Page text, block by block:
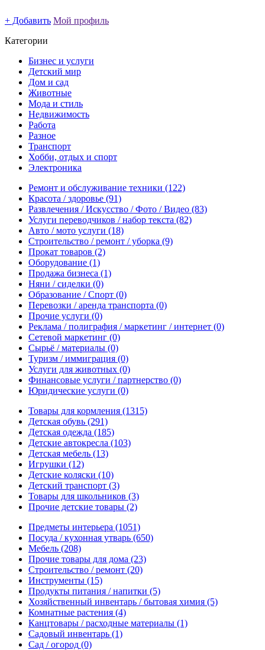
+ Добавить Мой профиль
Категории
Бизнес и услуги
Детский мир
Дом и сад
Животные
Мода и стиль
Недвижимость
Работа
Разное
Транспорт
Хобби, отдых и спорт
Электроника
Ремонт и обслуживание техники (122)
Красота / здоровье (91)
Развлечения / Искусство / Фото / Видео (83)
Услуги переводчиков / набор текста (82)
Авто / мото услуги (18)
Строительство / ремонт / уборка (9)
Прокат товаров (2)
Оборудование (1)
Продажа бизнеса (1)
Няни / сиделки (0)
Образование / Спорт (0)
Перевозки / аренда транспорта (0)
Прочие услуги (0)
Реклама / полиграфия / маркетинг / интернет (0)
Сетевой маркетинг (0)
Сырьё / материалы (0)
Туризм / иммиграция (0)
Услуги для животных (0)
Финансовые услуги / партнерство (0)
Юридические услуги (0)
Товары для кормления (1315)
Детская обувь (291)
Детская одежда (185)
Детские автокресла (103)
Детская мебель (13)
Игрушки (12)
Детские коляски (10)
Детский транспорт (3)
Товары для школьников (3)
Прочие детские товары (2)
Предметы интерьера (1051)
Посуда / кухонная утварь (650)
Мебель (208)
Прочие товары для дома (23)
Строительство / ремонт (20)
Инструменты (15)
Продукты питания / напитки (5)
Хозяйственный инвентарь / бытовая химия (5)
Комнатные растения (4)
Канцтовары / расходные материалы (1)
Садовый инвентарь (1)
Сад / огород (0)